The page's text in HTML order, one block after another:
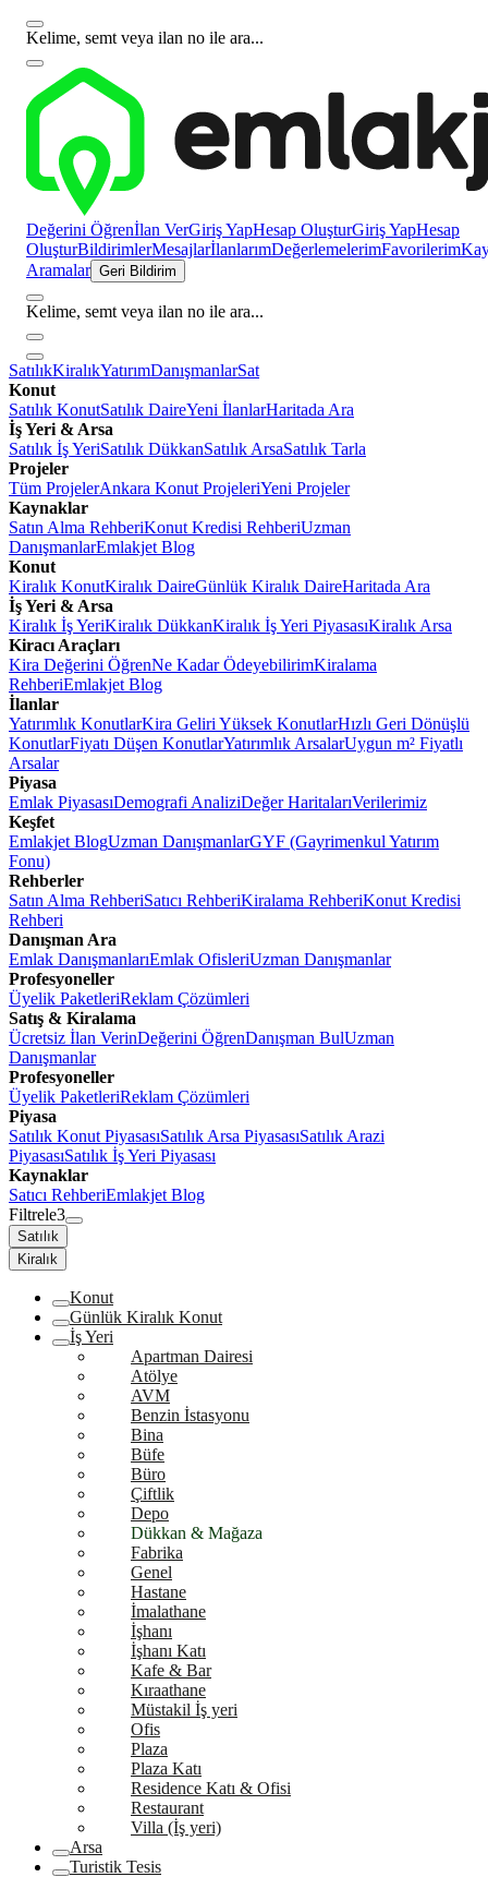
Kelime, semt veya ilan no ile ara...
Değerini Öğrenİlan VerGiriş YapHesap OluşturGiriş YapHesap
OluşturBildirimlerMesajlarİlanlarımDeğerlemelerimFavorilerim
Aramalar Geri Bildirim
Kelime, semt veya ilan no ile ara...
SatılıkKiralıkYatırımDanışmanlarSat
Konut
Satılık KonutSatılık DaireYeni İlanlarHaritada Ara
İş Yeri & Arsa
Satılık İş YeriSatılık DükkanSatılık ArsaSatılık Tarla
Projeler
Tüm ProjelerAnkara Konut ProjeleriYeni Projeler
Kaynaklar
Satın Alma RehberiKonut Kredisi RehberiUzman
DanışmanlarEmlakjet Blog
Konut
Kiralık KonutKiralık DaireGünlük Kiralık DaireHaritada Ara
İş Yeri & Arsa
Kiralık İş YeriKiralık DükkanKiralık İş Yeri PiyasasıKiralık Arsa
Kiracı Araçları
Kira Değerini ÖğrenNe Kadar ÖdeyebilirimKiralama
RehberiEmlakjet Blog
İlanlar
Yatırımlık KonutlarKira Geliri Yüksek KonutlarHızlı Geri Dönüşlü
KonutlarFiyatı Düşen KonutlarYatırımlık ArsalarUygun m² Fiyatlı
Arsalar
Piyasa
Emlak PiyasasıDemografi AnaliziDeğer HaritalarıVerilerimiz
Keşfet
Emlakjet BlogUzman DanışmanlarGYF (Gayrimenkul Yatırım
Fonu)
Rehberler
Satın Alma RehberiSatıcı RehberiKiralama RehberiKonut Kredisi
Rehberi
Danışman Ara
Emlak DanışmanlarıEmlak OfisleriUzman Danışmanlar
Profesyoneller
Üyelik PaketleriReklam Çözümleri
Satış & Kiralama
Ücretsiz İlan VerinDeğerini ÖğrenDanışman BulUzman
Danışmanlar
Profesyoneller
Üyelik PaketleriReklam Çözümleri
Piyasa
Satılık Konut PiyasasıSatılık Arsa PiyasasıSatılık Arazi
PiyasasıSatılık İş Yeri Piyasası
Kaynaklar
Satıcı RehberiEmlakjet Blog
Filtrele3
Satılık
Kiralık
Konut
Günlük Kiralık Konut
İş Yeri
Apartman Dairesi
Atölye
AVM
Benzin İstasyonu
Bina
Büfe
Büro
Çiftlik
Depo
Dükkan & Mağaza
Fabrika
Genel
Hastane
İmalathane
İşhanı
İşhanı Katı
Kafe & Bar
Kıraathane
Müstakil İş yeri
Ofis
Plaza
Plaza Katı
Residence Katı & Ofisi
Restaurant
Villa (İş yeri)
Arsa
Turistik Tesis